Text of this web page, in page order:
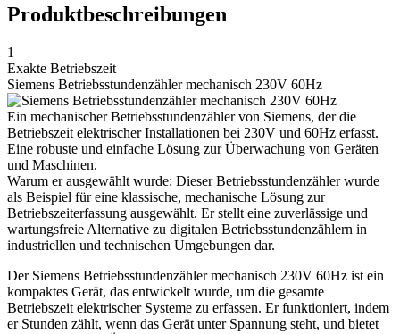
Produktbeschreibungen
1
Exakte Betriebszeit
Siemens Betriebsstundenzähler mechanisch 230V 60Hz
Ein mechanischer Betriebsstundenzähler von Siemens, der die
Betriebszeit elektrischer Installationen bei 230V und 60Hz erfasst.
Eine robuste und einfache Lösung zur Überwachung von Geräten
und Maschinen.
Warum er ausgewählt wurde: Dieser Betriebsstundenzähler wurde
als Beispiel für eine klassische, mechanische Lösung zur
Betriebszeiterfassung ausgewählt. Er stellt eine zuverlässige und
wartungsfreie Alternative zu digitalen Betriebsstundenzählern in
industriellen und technischen Umgebungen dar.
Der Siemens Betriebsstundenzähler mechanisch 230V 60Hz ist ein
kompaktes Gerät, das entwickelt wurde, um die gesamte
Betriebszeit elektrischer Systeme zu erfassen. Er funktioniert, indem
er Stunden zählt, wenn das Gerät unter Spannung steht, und bietet